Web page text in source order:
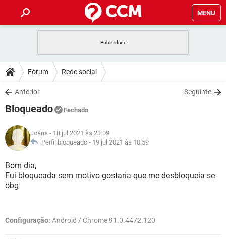
MENU
CELULAR
OUTLOOK
INSTAGRAM
GUIA DE COMPRAS
DICAS
JOGOS
INSTAGRAM
GUIA DE COMPRAS
DOWNLOADS
JOGOS
CELULAR
OUTLOOK EXCEL
INSTAGRAM
GUIA DE COMPRAS
FÓRUM
JOGOS
CELULAR
OUTLOOK
INSTAGRAM
GLOSSÁRIO
JOGOS
CELULAR FACEBOOK
Fórum Rede social
Anterior Seguinte
Bloqueado Fechado
Joana - 18 jul 2021 às 23:09
Perfil bloqueado - 19 jul 2021 às 10:59
Bom dia,
Fui bloqueada sem motivo gostaria que me desbloqueia se
obg
Configuração: Android / Chrome 91.0.4472.120